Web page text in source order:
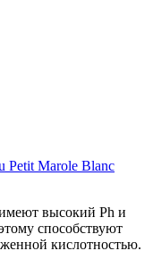
высокий Ph и
способствуют
кислотностью.